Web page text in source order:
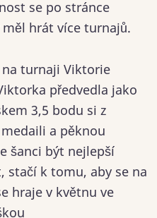
se po stránce
hrát více turnajů.
turnaji Viktorie
předvedla jako
3,5 bodu si z
a pěknou
šanci být nejlepší
stačí k tomu, aby se na
hraje v květnu ve